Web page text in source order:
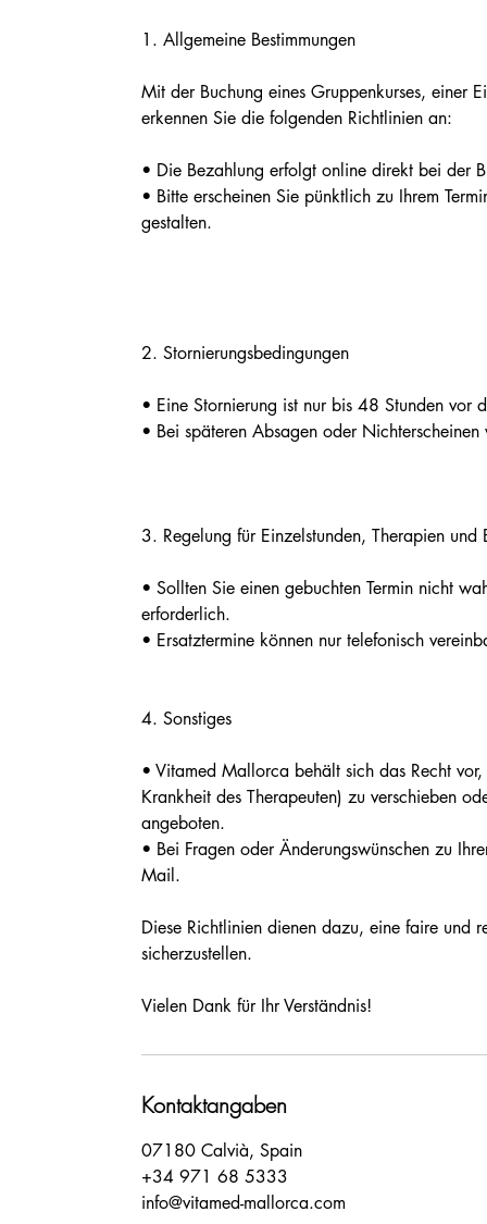
1.⁠ ⁠Allgemeine Bestimmungen
Mit der Buchung eines Gruppenkurses, einer
erkennen Sie die folgenden Richtlinien an:
• Die Bezahlung erfolgt online direkt bei der
• Bitte erscheinen Sie pünktlich zu Ihrem
gestalten.
2.⁠ ⁠Stornierungsbedingungen
• Eine Stornierung ist nur bis 48 Stunden vor
• Bei späteren Absagen oder
3.⁠ ⁠Regelung für Einzelstunden, Therapien und
• Sollten Sie einen gebuchten Termin nicht
erforderlich.
• Ersatztermine können nur telefonisch
4.⁠ ⁠Sonstiges
• Vitamed Mallorca behält sich das Recht
Krankheit des Therapeuten) zu verschieben
angeboten.
• Bei Fragen oder Änderungswünschen zu
Mail.
Diese Richtlinien dienen dazu, eine faire und
sicherzustellen.
Vielen Dank für Ihr Verständnis!
Kontaktangaben
07180 Calvià, Spain
+34 971 68 5333
info@vitamed-mallorca.com